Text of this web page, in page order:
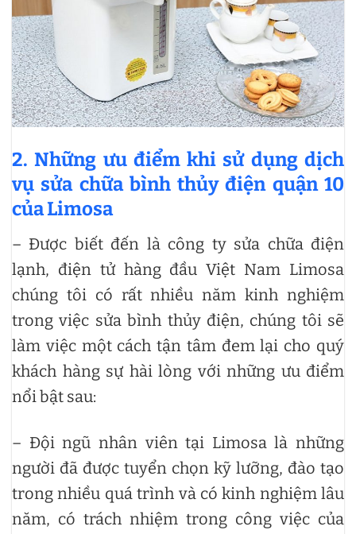
2. Những ưu điểm khi sử dụng dịch
vụ sửa chữa bình thủy điện quận 10
của Limosa
– Được biết đến là công ty sửa chữa điện
lạnh, điện tử hàng đầu Việt Nam Limosa
chúng tôi có rất nhiều năm kinh nghiệm
trong việc sửa bình thủy điện, chúng tôi sẽ
làm việc một cách tận tâm đem lại cho quý
khách hàng sự hài lòng với những ưu điểm
nổi bật sau:
– Đội ngũ nhân viên tại Limosa là những
người đã được tuyển chọn kỹ lưỡng, đào tạo
trong nhiều quá trình và có kinh nghiệm lâu
năm, có trách nhiệm trong công việc của